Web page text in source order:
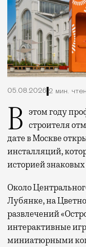
05.08.2026 2 мин.
В этом году профессиональный праздник День строителя
дате в Москве
инсталляций,
историей
Около
Лубянке, на
развлечений
интерактивные
миниатюрными